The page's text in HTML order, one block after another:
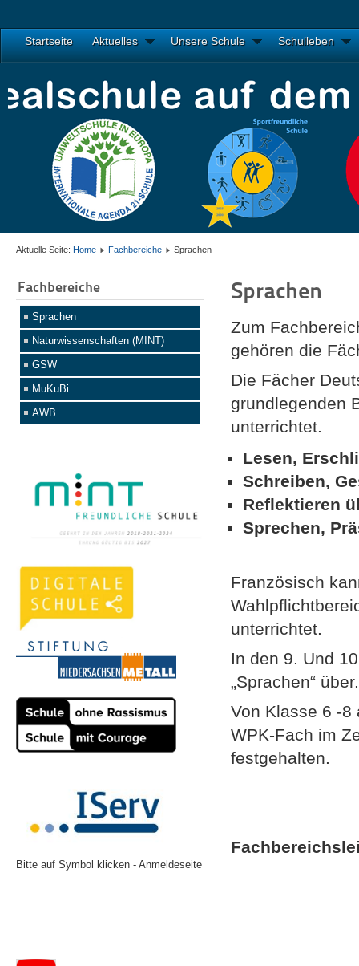
Startseite Aktuelles Unsere Schule Schulleben
Aktuelle Seite: Home Fachbereiche Sprachen
Fachbereiche
Sprachen
Naturwissenschaften (MINT)
GSW
MuKuBi
AWB
Bitte auf Symbol klicken - Anmeldeseite
Sprachen
Zum
gehören die
Die Fächer
grundlegenden
unterrichtet.
Lesen,
Schreiben,
Reflektieren
Sprechen,
Französisch
unterrichtet.
In den 9. Und
„Sprachen“ über.
Von Klasse 6 -8
WPK-Fach im
festgehalten.